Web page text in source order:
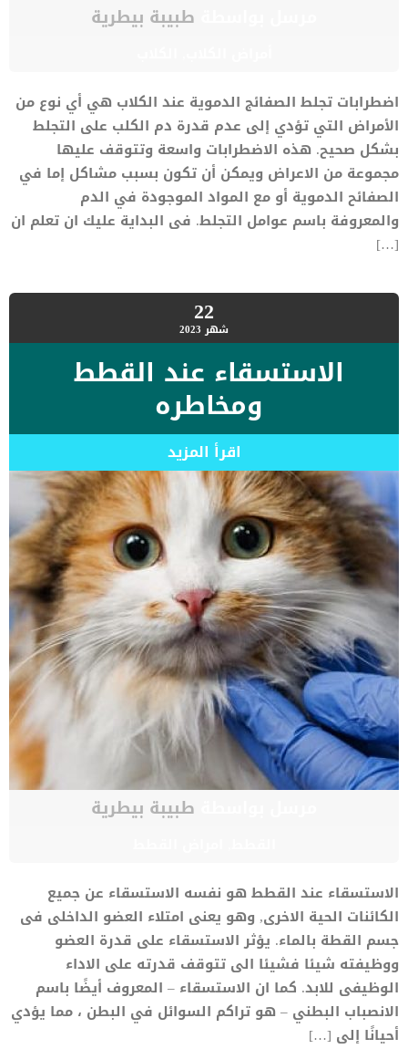
طبيبة بيطرية
اضطرابات تجلط الصفائج الدموية عند الكلاب هي أي نوع من
الأمراض التي تؤدي إلى عدم قدرة دم الكلب على التجلط
بشكل صحيح. هذه الاضطرابات واسعة وتتوقف عليها
مجموعة من الاعراض ويمكن أن تكون بسبب مشاكل إما في
الصفائح الدموية أو مع المواد الموجودة في الدم
والمعروفة باسم عوامل التجلط. فى البداية عليك ان تعلم ان
[…]
22شهر 2023
الاستسقاء عند القطط
ومخاطره
اقرأ المزيد
طبيبة بيطرية
الاستسقاء عند القطط هو نفسه الاستسقاء عن جميع
الكائنات الحية الاخرى, وهو يعنى امتلاء العضو الداخلى فى
جسم القطة بالماء. يؤثر الاستسقاء على قدرة العضو
ووظيفته شيئا فشيئا الى تتوقف قدرته على الاداء
الوظيفى للابد. كما ان الاستسقاء – المعروف أيضًا باسم
الانصباب البطني – هو تراكم السوائل في البطن ، مما يؤدي
أحيانًا إلى […]